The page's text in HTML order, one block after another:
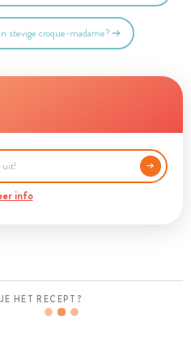
stevige croque-madame?
info
HET RECEPT?